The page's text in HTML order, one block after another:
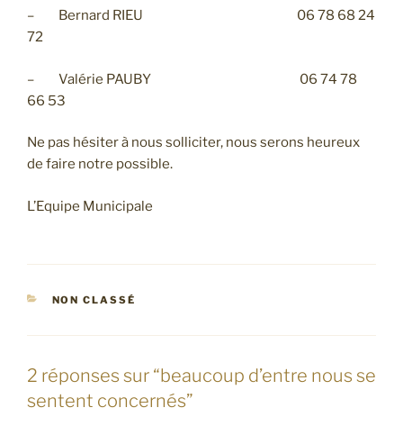
– Bernard RIEU 06 78 68 24
72
– Valérie PAUBY 06 74 78
66 53
Ne pas hésiter à nous solliciter, nous serons heureux
de faire notre possible.
L’Equipe Municipale
CATÉGORIES
NON CLASSÉ
2 réponses sur “beaucoup d’entre nous se
sentent concernés”